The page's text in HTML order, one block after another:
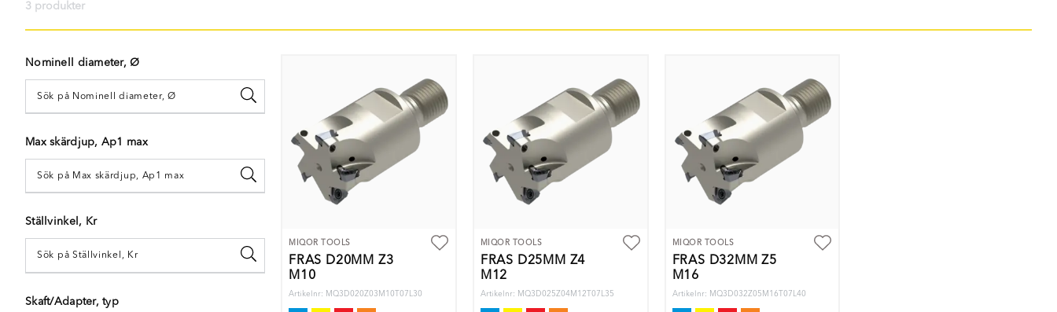
3 produkter
Nominell diameter, Ø
Max skärdjup, Ap1 max
Ställvinkel, Kr
Skaft/Adapter, typ
MIQOR TOOLS
FRÄS D20MM Z3
M10
Artikelnr: MQ3D020Z03M10T07L30
MIQOR TOOLS
FRÄS D25MM Z4
M12
Artikelnr: MQ3D025Z04M12T07L35
MIQOR TOOLS
FRÄS D32MM Z5
M16
Artikelnr: MQ3D032Z05M16T07L40